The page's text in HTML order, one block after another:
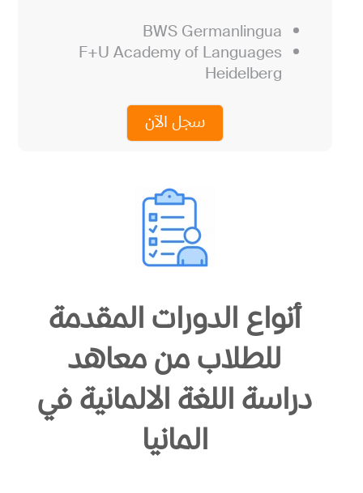
BWS Germanlingua
F+U Academy of Languages
Heidelberg
سجل الآن
أنواع الدورات المقدمة
للطلاب من معاهد
دراسة اللغة الالمانية في
المانيا